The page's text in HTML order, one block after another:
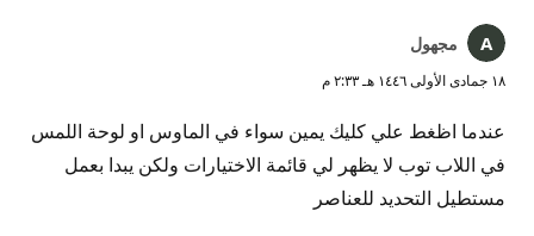
مجهول
١٨ جمادى الأولى ١٤٤٦ هـ ٢:٣٣ م
عندما اظغط علي كليك يمين سواء في الماوس او لوحة اللمس
في اللاب توب لا يظهر لي قائمة الاختيارات ولكن يبدا بعمل
مستطيل التحديد للعناصر